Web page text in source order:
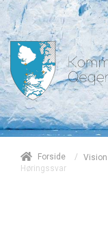
Forside /
Høringssvar